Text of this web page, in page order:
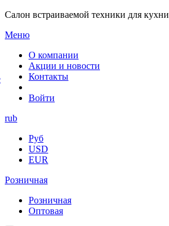
Салон встраиваемой техники для кухни
Меню
О компании
Акции и новости
Контакты
Войти
rub
Руб
USD
EUR
Розничная
Розничная
Оптовая